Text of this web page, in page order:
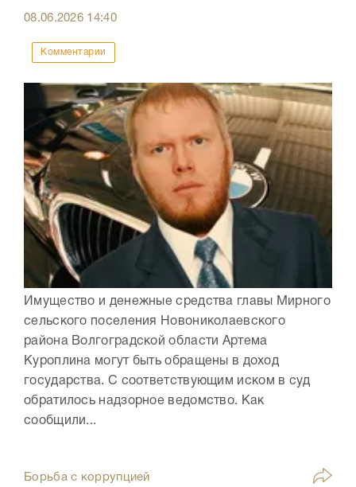
08.06.2026 14:40
Комментарии
Имущество и денежные средства главы Мирного
сельского поселения Новониколаевского
района Волгоградской области Артема
Куроплина могут быть обращены в доход
государства. С соответствующим иском в суд
обратилось надзорное ведомство. Как
сообщили...
Борьба с коррупцией